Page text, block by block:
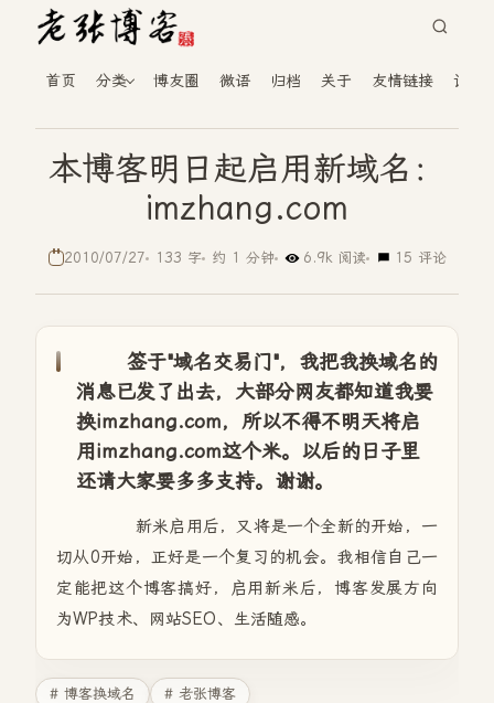
首页 分类 博友圈 微语 归档 关于 友情链接 读者
本博客明日起启用新域名：
imzhang.com
2010/07/27 133 字 约 1 分钟 6.9k 阅读 15 评论
签于"域名交易门"，我把我换域名的
消息已发了出去，大部分网友都知道我要
换imzhang.com，所以不得不明天将启
用imzhang.com这个米。以后的日子里
还请大家要多多支持。谢谢。
新米启用后，又将是一个全新的开始，一
切从0开始，正好是一个复习的机会。我相信自己一
定能把这个博客搞好，启用新米后，博客发展方向
为WP技术、网站SEO、生活随感。
# 博客换域名 # 老张博客